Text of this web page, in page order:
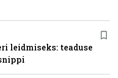
leidmiseks: teaduse